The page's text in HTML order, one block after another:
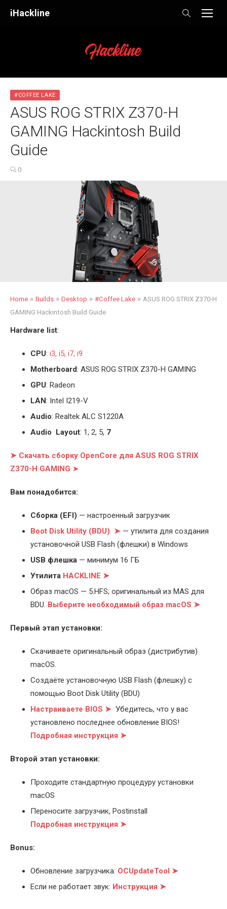
iHackline
#COFFEE LAKE
ASUS ROG STRIX Z370-H
GAMING Hackintosh Build
Guide
0
Home » Builds » Desktop » #Coffee Lake » ASUS ROG STRIX Z370-H
GAMING Hackintosh Build Guide
Hardware list:
CPU: i3, i5, i7, i9
Motherboard: ASUS ROG STRIX Z370-H GAMING
GPU: Radeon
LAN: Intel I219-V
Audio: Realtek ALC S1220A
Audio Layout: 1, 2, 5, 7
➤ Скачать сборку OpenCore для ASUS ROG STRIX
Z370-H GAMING ➤
Вам понадобится:
Cборка (EFI) — настроенный загрузчик
Boot Disk Utility (BDU) ➤ — утилита для создания
установочной USB Flash (флешки) в Windows
USB флешка — минимум 16 ГБ
Утилита HACKLINE ➤
Образ macOS — 5.HFS; оригинальный из MAS для
BDU. Выберите необходимый образ macOS ➤
Первый этап установки:
Скачиваете оригинальный образ (дистрибутив)
macOS.
Создаёте установочную USB Flash (флешку) с
помощью Boot Disk Utility (BDU)
Настраиваете BIOS ➤ Убедитесь, что у вас
установлено последнее обновление BIOS!
Подробная инструкция ➤
Второй этап установки:
Проходите стандартную процедуру установки
macOS
Переносите загрузчик, Postinstall
Подробная инструкция ➤
Bonus:
Обновление загрузчика: OCUpdateTool ➤
Если не работает звук: Инструкция ➤